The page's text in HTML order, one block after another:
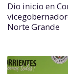
Dio inicio en
Norte Grande